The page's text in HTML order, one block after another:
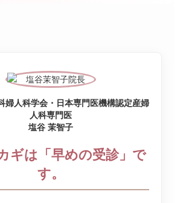
婦人科学会・日本専門医機構認定産婦
人科専門医
塩谷 茉智子
ギは「早めの受診」で
す。